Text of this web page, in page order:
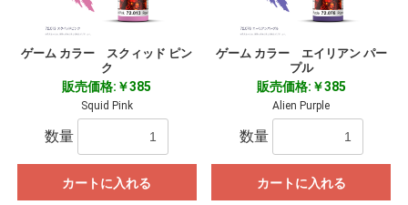
ゲーム カラー スクィッド ピン
ク
販売価格:￥385
Squid Pink
数量
カートに入れる
ゲーム カラー エイリアン パー
プル
販売価格:￥385
Alien Purple
数量
カートに入れる